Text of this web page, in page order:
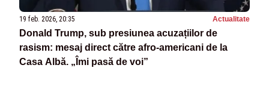
19 feb. 2026, 20:35 Actualitate
Donald Trump, sub presiunea acuzațiilor de
rasism: mesaj direct către afro-americani de la
Casa Albă. „Îmi pasă de voi”